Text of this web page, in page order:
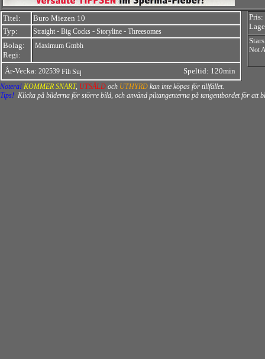
Titel:
Buro Miezen 10
Typ:
Straight - Big Cocks - Storyline - Threesomes
Bolag:
Regi:
Maximum Gmbh
År-Vecka: 202539 Speltid: 120min
Not
Notera! KOMMER SNART, UTSÅLD och UTHYRD kan inte köpas för tillfället.
Tips! Klicka på bilderna för större bild, och använd piltangenterna på tangentbordet för att